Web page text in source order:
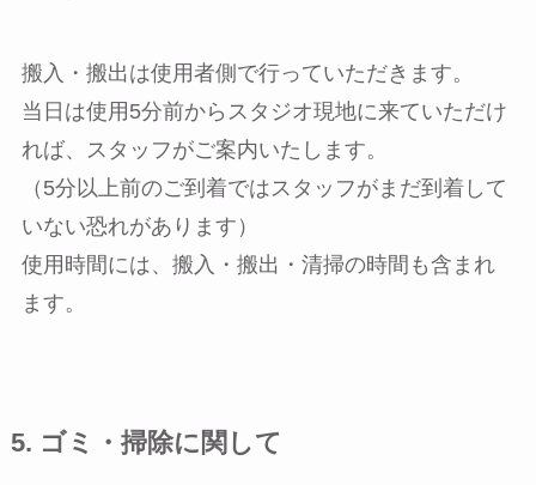
搬入・搬出は使用者側で行っていただきます。
当日は使用5分前からスタジオ現地に来ていただけ
れば、スタッフがご案内いたします。
（5分以上前のご到着ではスタッフがまだ到着して
いない恐れがあります）
使用時間には、搬入・搬出・清掃の時間も含まれ
ます。
5. ゴミ・掃除に関して